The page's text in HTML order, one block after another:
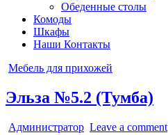
Обеденные столы
Комоды
Шкафы
Наши Контакты
Опубликовано
Мебель для прихожей
Эльза №5.2 (Тумба)
Администратор Leave a comment